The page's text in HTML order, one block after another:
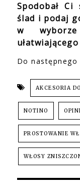
Spodobał
ślad i podaj
w
Do następnego
AKCESORIA
NOTINO
PROSTOWANIE
WŁOSY